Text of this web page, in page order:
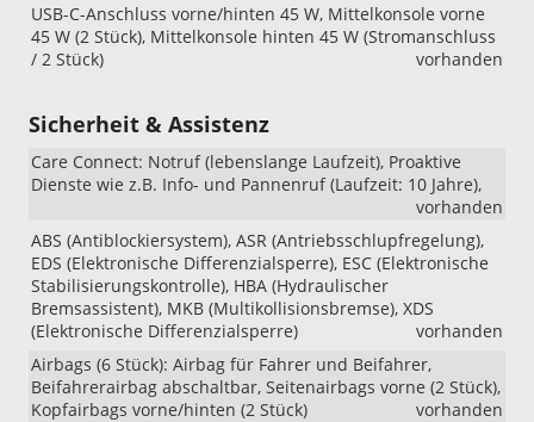
USB-C-Anschluss vorne/hinten 45 W, Mittelkonsole vorne
45 W (2 Stück), Mittelkonsole hinten 45 W (Stromanschluss
/ 2 Stück)
vorhanden
Sicherheit & Assistenz
Care Connect: Notruf (lebenslange Laufzeit), Proaktive
Dienste wie z.B. Info- und Pannenruf (Laufzeit: 10 Jahre),
vorhanden
ABS (Antiblockiersystem), ASR (Antriebsschlupfregelung),
EDS (Elektronische Differenzialsperre), ESC (Elektronische
Stabilisierungskontrolle), HBA (Hydraulischer
Bremsassistent), MKB (Multikollisionsbremse), XDS
(Elektronische Differenzialsperre)
vorhanden
Airbags (6 Stück): Airbag für Fahrer und Beifahrer,
Beifahrerairbag abschaltbar, Seitenairbags vorne (2 Stück),
Kopfairbags vorne/hinten (2 Stück)
vorhanden